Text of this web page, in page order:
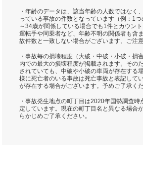
・年齢のデータは、該当年齢の人数ではなく
っている事故の件数となっています（例：1
～34歳が関係している場合でも1件とカウン
運転手や同乗者など、年齢不明の関係者も含
故件数と一致しない場合がございます。ご注意
・事故毎の損壊程度（大破・中破・小破・損
内での最大の損壊程度が掲載されます。その
されていても、中破や小破の車両が存在する
様に死亡者のいる事故は死亡事故と表記して
が存在する場合がございます。予めご了承くだ
・事故発生地点の町丁目は2020年国勢調査時
定しています。現在の町丁目名と異なる場合
らかじめご了承ください。